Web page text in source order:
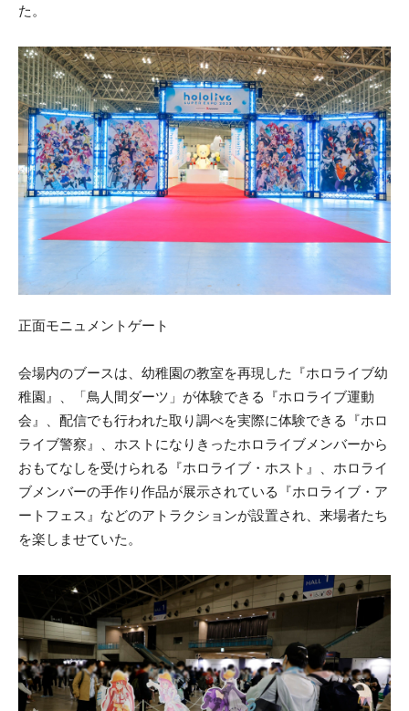
た。
正面モニュメントゲート
会場内のブースは、幼稚園の教室を再現した『ホロライブ幼
稚園』、「鳥人間ダーツ」が体験できる『ホロライブ運動
会』、配信でも行われた取り調べを実際に体験できる『ホロ
ライブ警察』、ホストになりきったホロライブメンバーから
おもてなしを受けられる『ホロライブ・ホスト』、ホロライ
ブメンバーの手作り作品が展示されている『ホロライブ・ア
ートフェス』などのアトラクションが設置され、来場者たち
を楽しませていた。